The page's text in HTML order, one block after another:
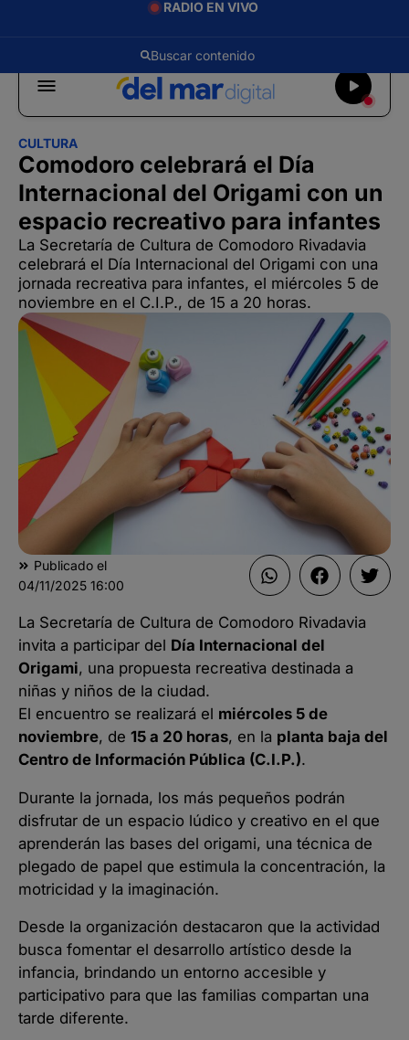
RADIO EN VIVO
CULTURA
Comodoro celebrará el Día
Internacional del Origami con un
espacio recreativo para infantes
La Secretaría de Cultura de Comodoro Rivadavia
celebrará el Día Internacional del Origami con una
jornada recreativa para infantes, el miércoles 5 de
noviembre en el C.I.P., de 15 a 20 horas.
Publicado el
04/11/2025 16:00
La Secretaría de Cultura de Comodoro Rivadavia
invita a participar del Día Internacional del
Origami, una propuesta recreativa destinada a
niñas y niños de la ciudad.
El encuentro se realizará el miércoles 5 de
noviembre, de 15 a 20 horas, en la planta baja del
Centro de Información Pública (C.I.P.).
Durante la jornada, los más pequeños podrán
disfrutar de un espacio lúdico y creativo en el que
aprenderán las bases del origami, una técnica de
plegado de papel que estimula la concentración, la
motricidad y la imaginación.
Desde la organización destacaron que la actividad
busca fomentar el desarrollo artístico desde la
infancia, brindando un entorno accesible y
participativo para que las familias compartan una
tarde diferente.